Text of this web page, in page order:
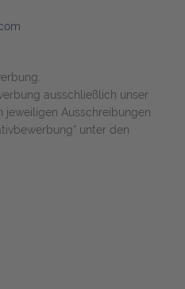
ausschließlich unser
jeweiligen Ausschreibungen
unter den